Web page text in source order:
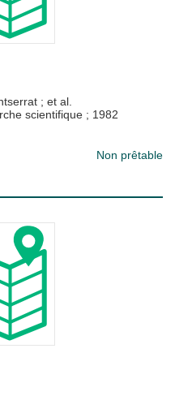
; et al.
scientifique ; 1982
Non prêtable